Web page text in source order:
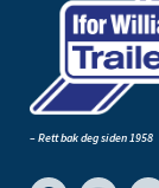
– Rett bak deg siden 1958